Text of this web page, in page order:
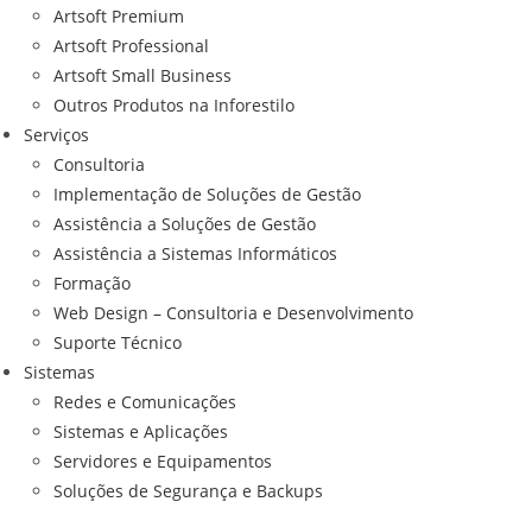
Artsoft Premium
Artsoft Professional
Artsoft Small Business
Outros Produtos na Inforestilo
Serviços
Consultoria
Implementação de Soluções de Gestão
Assistência a Soluções de Gestão
Assistência a Sistemas Informáticos
Formação
Web Design – Consultoria e Desenvolvimento
Suporte Técnico
Sistemas
Redes e Comunicações
Sistemas e Aplicações
Servidores e Equipamentos
Soluções de Segurança e Backups